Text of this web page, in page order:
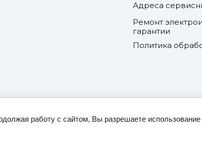
Адреса
Ремонт
гарантии
Политика
работу с сайтом, Вы разрешаете